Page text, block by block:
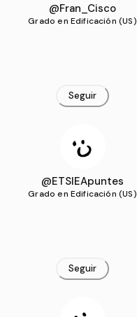
@Fran_Cisco
Grado en Edificación (US)
Seguir
@ETSIEApuntes
Grado en Edificación (US)
Seguir